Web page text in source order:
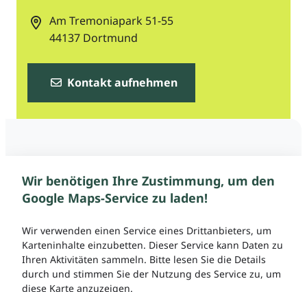
Am Tremoniapark 51-55
44137 Dortmund
Kontakt aufnehmen
Wir benötigen Ihre Zustimmung, um den
Google Maps-Service zu laden!
Wir verwenden einen Service eines Drittanbieters, um
Karteninhalte einzubetten. Dieser Service kann Daten zu
Ihren Aktivitäten sammeln. Bitte lesen Sie die Details
durch und stimmen Sie der Nutzung des Service zu, um
diese Karte anzuzeigen.